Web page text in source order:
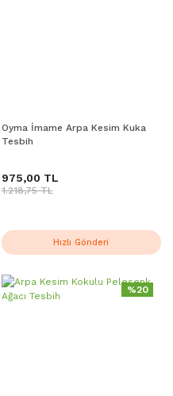
Oyma İmame Arpa Kesim Kuka
Tesbih
975,00 TL
1.218,75 TL
Hızlı Gönderi
%20